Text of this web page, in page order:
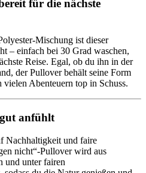
für die nächste
Mischung ist dieser
– einfach bei 30 Grad waschen,
Reise. Egal, ob du ihn in der
der Pullover behält seine Form
Abenteuern top in Schuss.
anfühlt
Nachhaltigkeit und faire
nicht“-Pullover wird aus
und unter fairen